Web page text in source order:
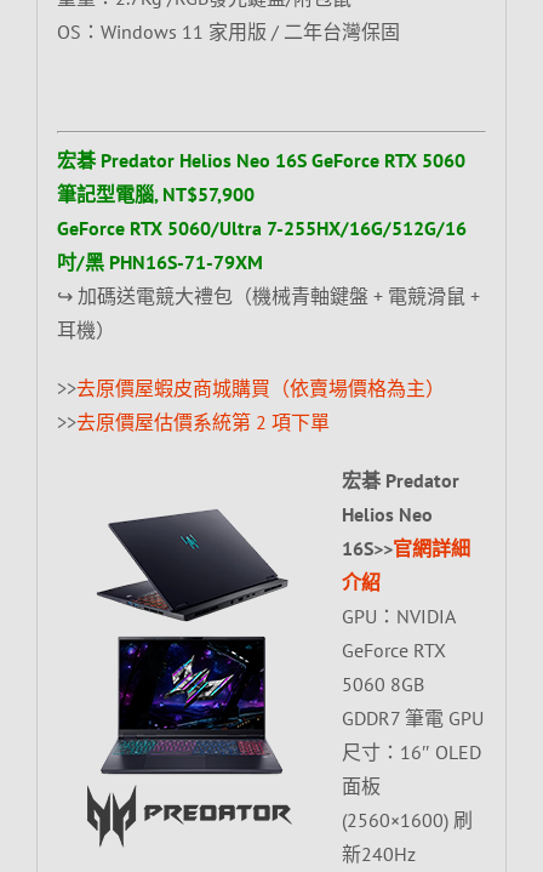
OS：Windows 11 家用版 / 二年台灣保固
宏碁 Predator Helios Neo 16S GeForce RTX 5060
筆記型電腦, NT$57,900
GeForce RTX 5060/Ultra 7-255HX/16G/512G/16
吋/黑 PHN16S-71-79XM
↪ 加碼送電競大禮包（機械青軸鍵盤 + 電競滑鼠 +
耳機）
>>去原價屋蝦皮商城購買（依賣場價格為主）
>>去原價屋估價系統第 2 項下單
宏碁 Predator
Helios Neo
16S>>官網詳細
介紹
GPU：NVIDIA
GeForce RTX
5060 8GB
GDDR7 筆電 GPU
尺寸：16″ OLED
面板
(2560×1600) 刷
新240Hz